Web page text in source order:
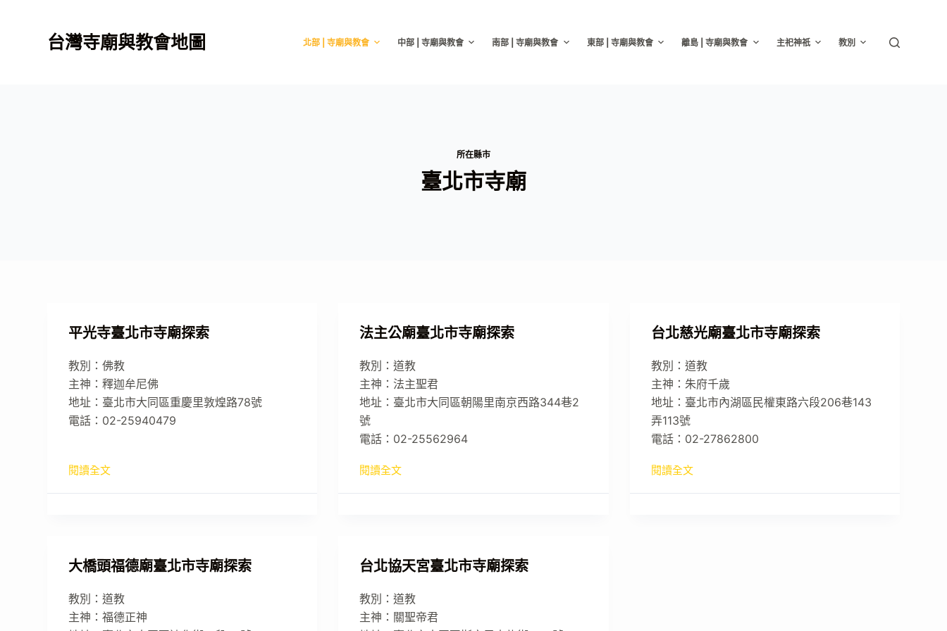
台灣寺廟與教會地圖 北部 | 寺廟與教會 中部 | 寺廟與教會 南部 | 寺廟與教會 東部 | 寺廟與教會 離島 | 寺廟與教會 主祀神祇 教別
所在縣市
臺北市寺廟
平光寺臺北市寺廟探索
教別：佛教
主神：釋迦牟尼佛
地址：臺北市大同區重慶里敦煌路78號
電話：02-25940479
閱讀全文
法主公廟臺北市寺廟探索
教別：道教
主神：法主聖君
地址：臺北市大同區朝陽里南京西路344巷2
號
電話：02-25562964
閱讀全文
台北慈光廟臺北市寺廟探索
教別：道教
主神：朱府千歲
地址：臺北市內湖區民權東路六段206巷143
弄113號
電話：02-27862800
閱讀全文
大橋頭福德廟臺北市寺廟探索
教別：道教
主神：福德正神
台北協天宮臺北市寺廟探索
教別：道教
主神：關聖帝君